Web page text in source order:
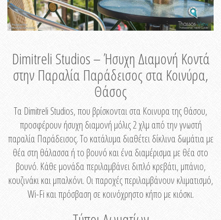
Dimitreli Studios – Ήσυχη Διαμονή Κοντά
στην Παραλία Παράδεισος στα Κοινύρα,
Θάσος
Τα Dimitreli Studios, που βρίσκονται στα Κοινυρα της Θάσου,
προσφέρουν ήσυχη διαμονή μόλις 2 χλμ από την γνωστή
παραλία Παράδεισος. Το κατάλυμα διαθέτει δίκλινα δωμάτια με
θέα στη θάλασσα ή το βουνό και ένα διαμέρισμα με θέα στο
βουνό. Κάθε μονάδα περιλαμβάνει διπλό κρεβάτι, μπάνιο,
κουζινάκι και μπαλκόνι. Οι παροχές περιλαμβάνουν κλιματισμό,
Wi-Fi και πρόσβαση σε κοινόχρηστο κήπο με κιόσκι.